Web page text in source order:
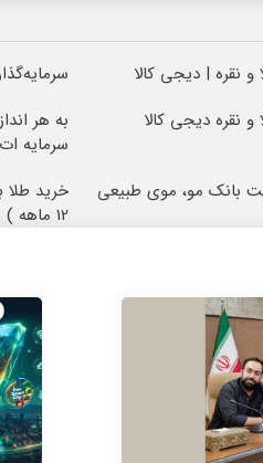
و نقره | دیجی کالا
نقره دیجی کالا
به هر
سرمایه
بانک مو، موی طبیعی
خرید
12 ماهه )